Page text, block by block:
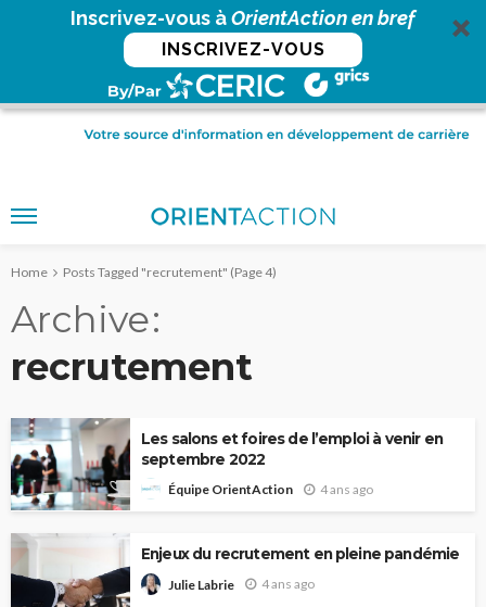
Inscrivez-vous àOrientAction en bref
INSCRIVEZ-VOUS
Home Posts Tagged "recrutement" (Page 4)
Archive
recrutement
Les salons et foires de l’emploi à venir en
septembre 2022
Équipe OrientAction 4 ans ago
Enjeux du recrutement en pleine pandémie
Julie Labrie 4 ans ago